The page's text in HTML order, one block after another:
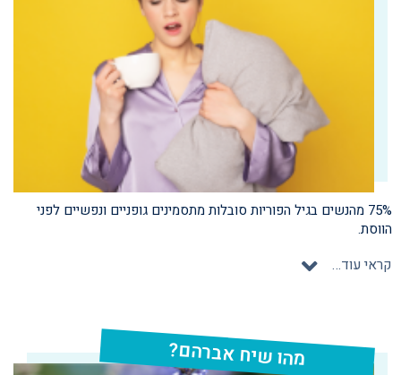
75% מהנשים בגיל הפוריות סובלות מתסמינים גופניים ונפשיים לפני
הווסת.
קראי עוד…
מהו שיח אברהם?